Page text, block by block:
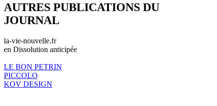
AUTRES PUBLICATIONS DU
JOURNAL
la-vie-nouvelle.fr
en Dissolution anticipée
LE BON PETRIN
PICCOLO
KOV DESIGN